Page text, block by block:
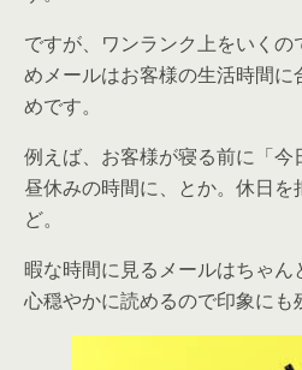
ですが、ワンランク上をいく
めメールはお客様の生活時間
めです。
例えば、お客様が寝る前に「
昼休みの時間に、とか。休日
ど。
暇な時間に見るメールはちゃん
心穏やかに読めるので印象にも